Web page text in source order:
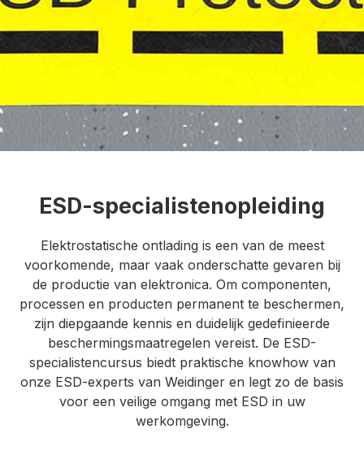
ESD-specialistenopleiding
Elektrostatische ontlading is een van de meest
voorkomende, maar vaak onderschatte gevaren bij
de productie van elektronica. Om componenten,
processen en producten permanent te beschermen,
zijn diepgaande kennis en duidelijk gedefinieerde
beschermingsmaatregelen vereist. De ESD-
specialistencursus biedt praktische knowhow van
onze ESD-experts van Weidinger en legt zo de basis
voor een veilige omgang met ESD in uw
werkomgeving.